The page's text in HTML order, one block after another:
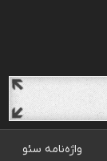
واژه‌نامه سئو